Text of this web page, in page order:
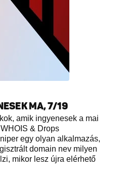
MA, 7/19
amik ingyenesek a mai
& Drops
egy olyan alkalmazás,
domain nev milyen
mikor lesz újra elérhető